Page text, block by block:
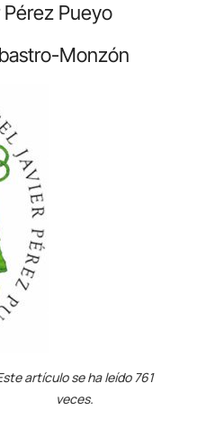
Pueyo
Monzón
artículo se ha leído 761
veces.